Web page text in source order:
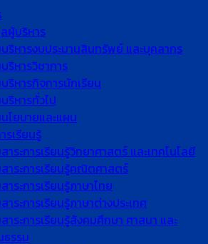
ผู้บริหาร
ริหารงบประมานสินทรัพย์ และบุคลากร
ริหารวิชาการ
ริหารกิจการนักเรียน
ริหารทั่วไป
โยบายและแผน
รเรียนรู้
าระการเรียนรู้วิทยาศาสตร์ และเทคโนโลยี
าระการเรียนรู้คณิตศาสตร์
าระการเรียนรู้ภาษาไทย
าระการเรียนรู้ภาษาต่างประเทศ
าระการเรียนรู้สังคมศึกษา ศาสนา และ
รรม